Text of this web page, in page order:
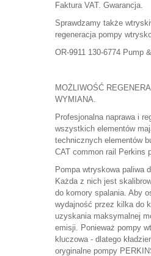
Faktura VAT. Gwarancja.
Sprawdzamy także
regeneracja pompy
OR-9911 130-6774 Pump
MOŻLIWOŚĆ
WYMIANA.
Profesjonalna naprawa i
wszystkich elementów
technicznych elementów
CAT common rail Perkins
Pompa wtryskowa paliwa
Każda z nich jest
do komory spalania. Aby
wydajność przez kilka do
uzyskania maksymalnej
emisji. Ponieważ pompy
kluczowa - dlatego
oryginalne pompy